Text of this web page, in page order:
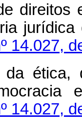
direitos
14.027,
ética,
14.027,